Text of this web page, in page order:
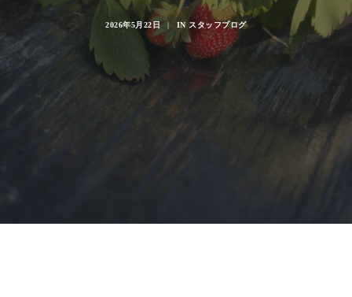
2026年5月22日 | IN スタッフブログ